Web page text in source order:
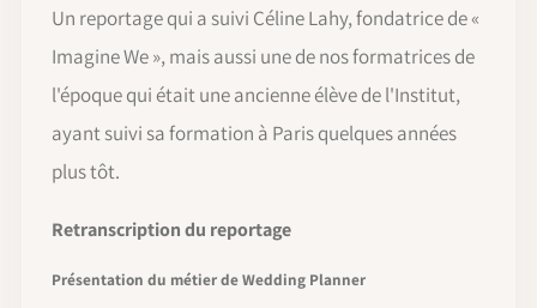
Un reportage qui a suivi Céline Lahy, fondatrice de «
Imagine We », mais aussi une de nos formatrices de
l'époque qui était une ancienne élève de l'Institut,
ayant suivi sa formation à Paris quelques années
plus tôt.
Retranscription du reportage
Présentation du métier de Wedding Planner